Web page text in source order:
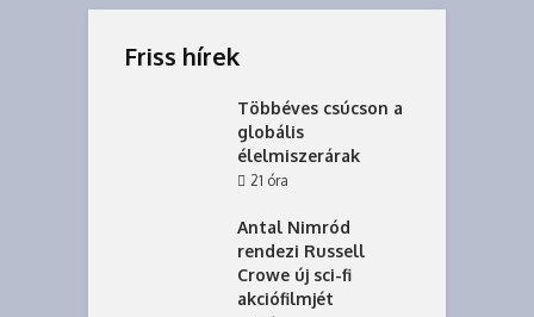
Friss hírek
Többéves csúcson a
globális
élelmiszerárak
21 óra
Antal Nimród
rendezi Russell
Crowe új sci-fi
akciófilmjét